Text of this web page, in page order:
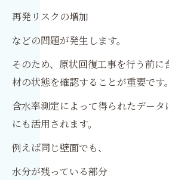
再発リスクの増加
などの問題が発生します。
そのため、原状回復工事を行う前に
材の状態を確認することが重要です。
含水率測定によって得られたデー
にも活用されます。
例えば同じ壁面でも、
水分が残っている部分